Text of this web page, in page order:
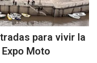
para vivir la
Moto